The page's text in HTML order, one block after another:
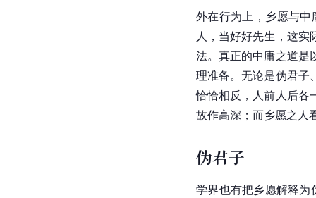
外在行为上，乡愿与
人，当好好先生，这实
法。真正的中庸之道是
理准备。无论是伪君子
恰恰相反，人前人后各
故作高深；而乡愿之人
伪君子
学界也有把乡愿解释为